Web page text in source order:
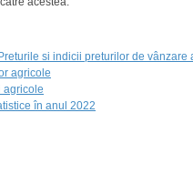
si indicii preturilor de vânzare
agricole
agricole
în anul 2022